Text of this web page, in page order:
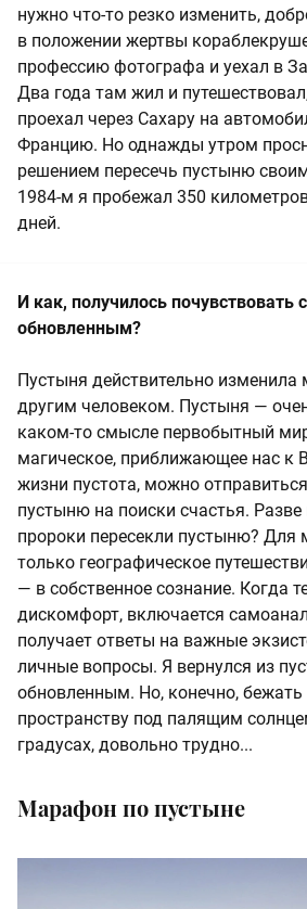
нужно что-то резко изменить,
в положении жертвы
профессию фотографа и уехал в
Два года там жил и
проехал через Сахару на
Францию. Но однажды утром
решением пересечь пустыню
1984-м я пробежал 350
дней.
И как, получилось
обновленным?
Пустыня действительно изменила
другим человеком. Пустыня —
каком-то смысле первобытный
магическое, приближающее нас к
жизни пустота, можно
пустыню на поиски счастья. Разве
пророки пересекли пустыню? Для
только географическое
— в собственное сознание. Когда
дискомфорт, включается
получает ответы на важные
личные вопросы. Я вернулся из
обновленным. Но, конечно,
пространству под палящим
градусах, довольно трудно...
Марафон по пустыне